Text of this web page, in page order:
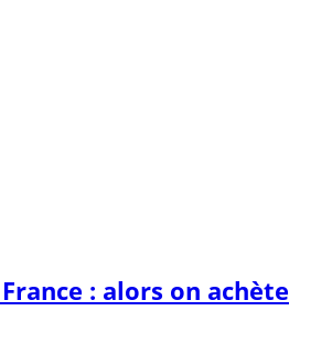
: alors on achète